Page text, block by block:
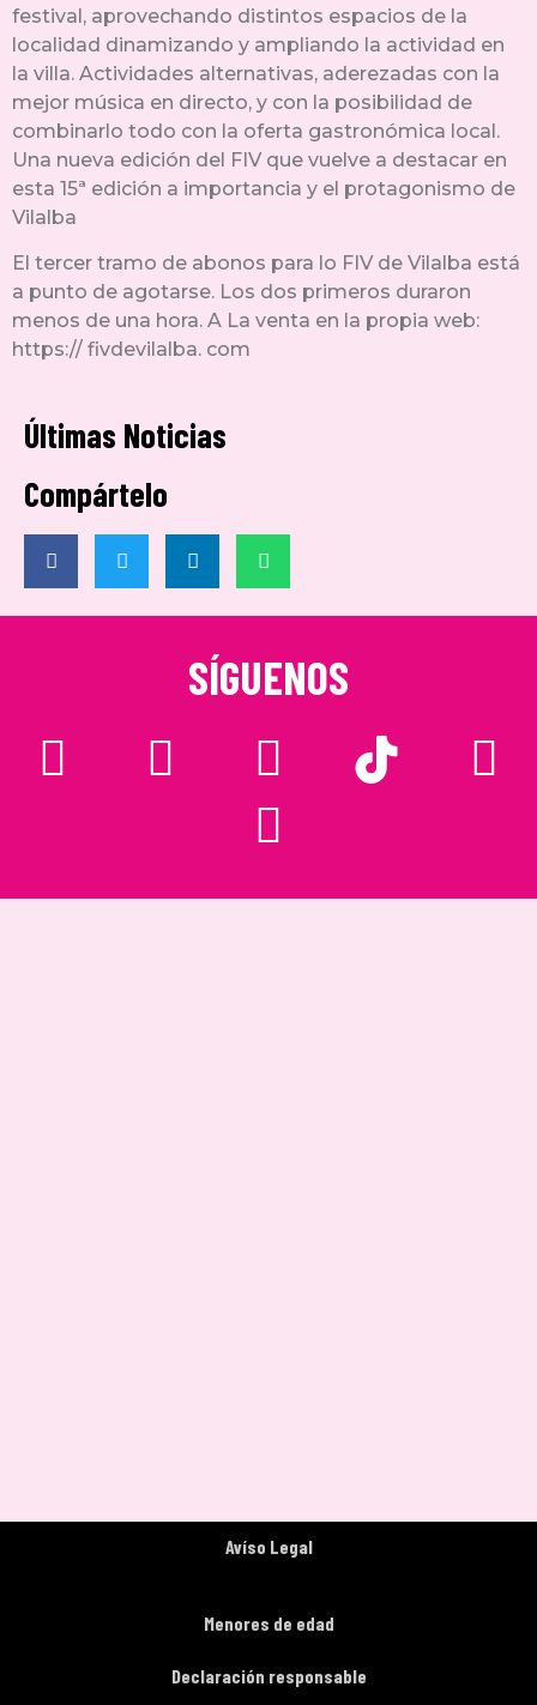
festival, aprovechando distintos espacios de la
localidad dinamizando y ampliando la actividad en
la villa. Actividades alternativas, aderezadas con la
mejor música en directo, y con la posibilidad de
combinarlo todo con la oferta gastronómica local.
Una nueva edición del FIV que vuelve a destacar en
esta 15ª edición a importancia y el protagonismo de
Vilalba
El tercer tramo de abonos para lo FIV de Vilalba está
a punto de agotarse. Los dos primeros duraron
menos de una hora. A La venta en la propia web:
https:// fivdevilalba. com
Últimas Noticias
Compártelo
SÍGUENOS
Avíso Legal
Menores de edad
Declaración responsable